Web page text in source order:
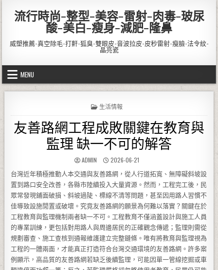
流行時尚-整型-美容-雷射-肉毒-玻尿
酸-美白-瘦身-減肥-隆鼻
威塑推薦-真空除毛-打鼾-狐臭-雙眼皮-音波拉皮-皮秒雷射-瘦臉-法令紋-
晶亮瓷
MENU
POSTED IN
生活情報
友善路網工程成敗關鍵在教育與
監理 缺一不可的解答
AUTHOR:
ADMIN PUBLISHED DATE:
2026-06-21
台灣近年積極推動人本交通與友善路網，從人行道拓寬、無障礙斜坡設
置到路口安全改善，各縣市陸續投入大量資源。然而，工程完工後，民
眾常發現鋪面破損、斜坡過陡、標線不清等問題，甚至因用路人習慣不
佳導致設施閒置或破壞。究竟友善路網的願景為何難以落實？關鍵在於
工程教育與監理機制兩者缺一不可。工程教育不僅涵蓋設計與施工人員
的專業訓練，更包括對用路人與周邊居民的正確觀念傳遞；監理則需從
規劃審查、施工查核到通報維護建立完整鏈條。唯有將教育與監理視為
工程的一體兩面，才能真正打造符合台灣交通環境的友善路網。許多案
例顯示，高品質的友善路網若缺乏後續監理，可能因單一管線挖掘或車